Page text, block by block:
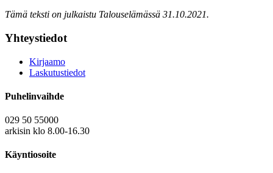
Tämä teksti on julkaistu Talouselämässä 31.10.2021.
Yhteystiedot
Kirjaamo
Laskutustiedot
Puhelinvaihde
029 50 55000
arkisin klo 8.00-16.30
Käyntiosoite